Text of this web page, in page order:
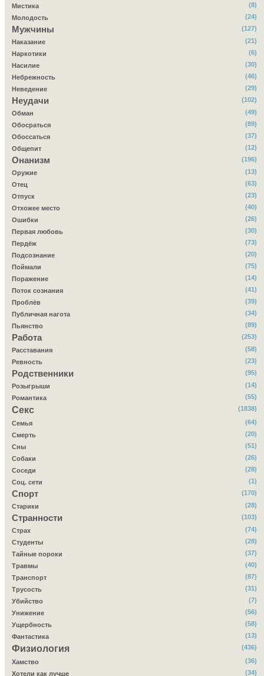
Мистика
(8)
Молодость
(24)
Мужчины
(127)
Наказание
(21)
Наркотики
(6)
Насилие
(30)
Небрежность
(46)
Неведение
(29)
Неудачи
(102)
Обман
(49)
Обосраться
(89)
Обоссаться
(37)
Общепит
(12)
Онанизм
(196)
Оружие
(13)
Отец
(63)
Отпуск
(23)
Отхожее место
(40)
Ошибки
(26)
Первая любовь
(30)
Пердёж
(73)
Подсознание
(20)
Поймали
(75)
Поражение
(14)
Поток сознания
(41)
Проблёв
(39)
Публичная нагота
(34)
Пьянство
(89)
Работа
(253)
Расставания
(58)
Ревность
(23)
Родственники
(95)
Розыгрыши
(14)
Романтика
(55)
Секс (1838)
Семья
(64)
Смерть
(20)
Сны
(51)
Собаки
(26)
Соседи
(28)
Соц. сети
(1)
Спорт
(170)
Старики
(28)
Странности
(103)
Страх
(74)
Студенты
(28)
Тайные пороки
(37)
Травмы
(40)
Транспорт
(87)
Трусость
(31)
Убийство
(7)
Унижение
(56)
Ущербность
(58)
Фантастика
(13)
Физиология (436)
Хамство
(36)
Хотели как лучше
(34)